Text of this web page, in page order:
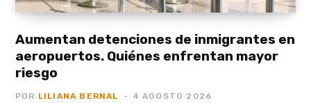
Aumentan detenciones de inmigrantes en
aeropuertos. Quiénes enfrentan mayor
riesgo
POR LILIANA BERNAL 4 AGOSTO 2026